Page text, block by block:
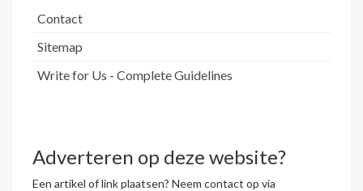
Contact
Sitemap
Write for Us - Complete Guidelines
Adverteren op deze website?
Een artikel of link plaatsen? Neem contact op via